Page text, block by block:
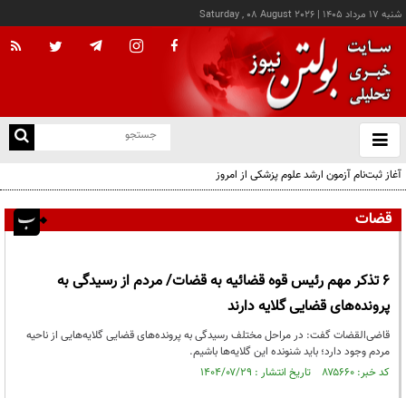
شنبه ۱۷ مرداد ۱۴۰۵ |
Saturday , 08 August 2026
باز
و
آغاز ثبت‌نام آزمون ارشد علوم پزشکی از امروز
قضات
6 تذکر مهم رئیس قوه قضائیه به قضات/ مردم از رسیدگی به
پرونده‌های قضایی گلایه‌ دارند‌
قاضی‌القضات گفت: در مراحل مختلف رسیدگی به پرونده‌های قضایی گلایه‌هایی از ناحیه
مردم وجود دارد؛ باید شنونده این گلایه‌ها باشیم.
کد خبر: ۸۷۵۶۶۰ تاریخ انتشار : ۱۴۰۴/۰۷/۲۹